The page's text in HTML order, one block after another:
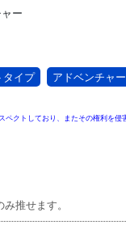
ー
タイプ アドベンチャー
クトしており、またその権利を侵
推せます。